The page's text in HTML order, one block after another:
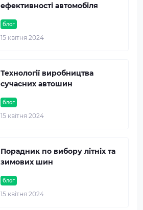
блог
15 квітня 2024
ефективності автомобіля
блог
15 квітня 2024
Технології виробництва
сучасних автошин
блог
15 квітня 2024
Порадник по вибору літніх та
зимових шин